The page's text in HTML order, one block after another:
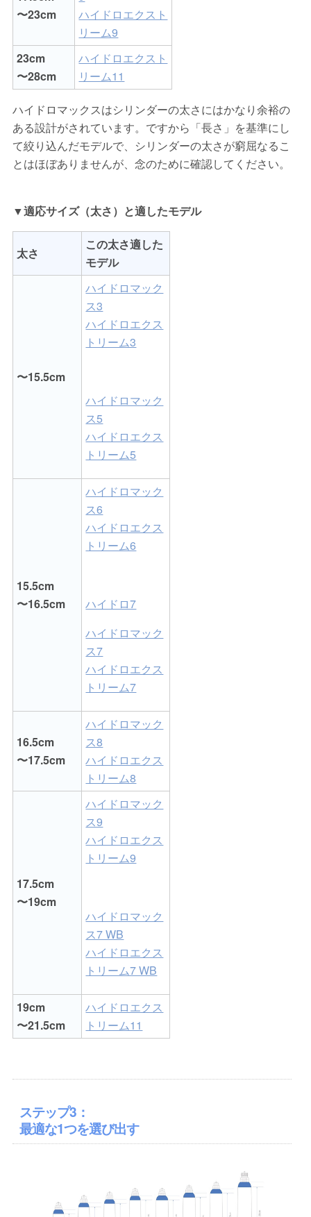
〜23cm
ハイドロエクスト
リーム9
23cm
〜28cm
ハイドロエクスト
リーム11
ハイドロマックスはシリンダーの太さにはかなり余裕の
ある設計がされています。ですから「長さ」を基準にし
て絞り込んだモデルで、シリンダーの太さが窮屈なるこ
とはほぼありませんが、念のために確認してください。
▼適応サイズ（太さ）と適したモデル
太さ
この太さ適した
モデル
〜15.5cm
ハイドロマック
ス3
ハイドロエクス
トリーム3
ハイドロマック
ス5
ハイドロエクス
トリーム5
15.5cm
〜16.5cm
ハイドロマック
ス6
ハイドロエクス
トリーム6
ハイドロ7
ハイドロマック
ス7
ハイドロエクス
トリーム7
16.5cm
〜17.5cm
ハイドロマック
ス8
ハイドロエクス
トリーム8
17.5cm
〜19cm
ハイドロマック
ス9
ハイドロエクス
トリーム9
ハイドロマック
ス7 WB
ハイドロエクス
トリーム7 WB
19cm
〜21.5cm
ハイドロエクス
トリーム11
ステップ3：
最適な1つを選び出す